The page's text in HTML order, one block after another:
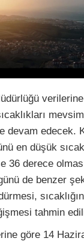
devam edecek.
en düşük
36 derece
de benzer
tahmin
göre 14